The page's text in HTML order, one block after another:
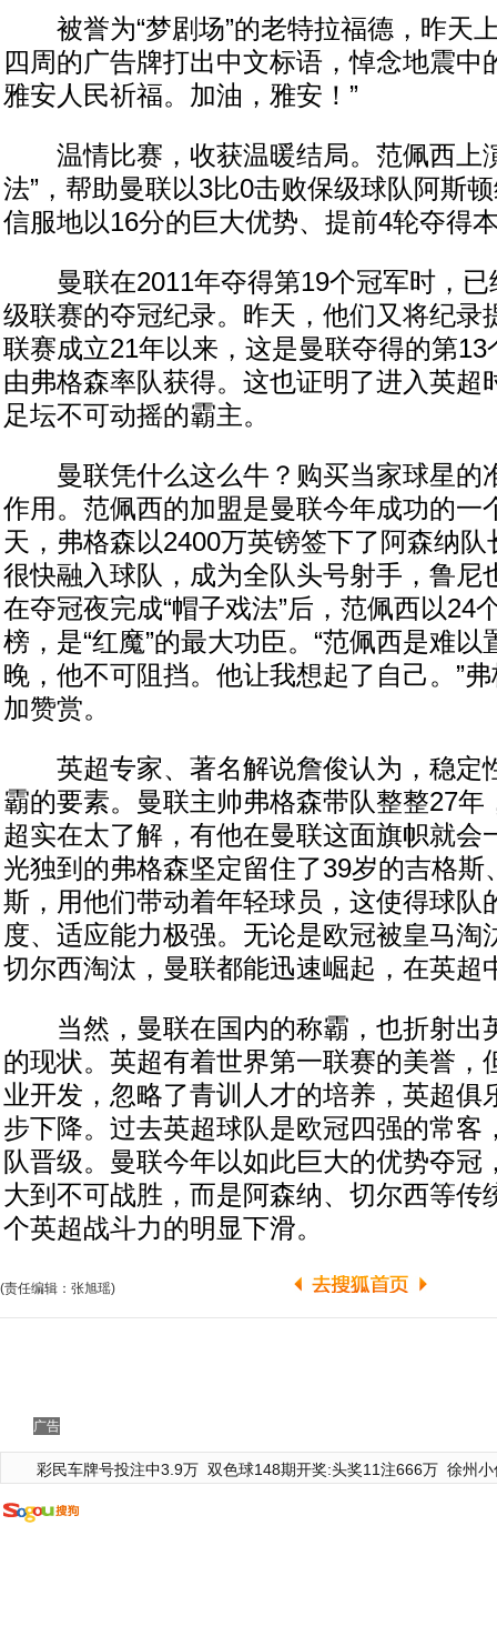
被誉为“梦剧场”的老特拉福德，昨天
四周的广告牌打出中文标语，悼念地震中
雅安人民祈福。加油，雅安！”
温情比赛，收获温暖结局。范佩西上
法”，帮助曼联以3比0击败保级球队阿斯
信服地以16分的巨大优势、提前4轮夺得
曼联在2011年夺得第19个冠军时，已
级联赛的夺冠纪录。昨天，他们又将纪录
联赛成立21年以来，这是曼联夺得的第
由弗格森率队获得。这也证明了进入英超
足坛不可动摇的霸主。
曼联凭什么这么牛？购买当家球星的
作用。范佩西的加盟是曼联今年成功的一
天，弗格森以2400万英镑签下了阿森纳
很快融入球队，成为全队头号射手，鲁尼
在夺冠夜完成“帽子戏法”后，范佩西以24
榜，是“红魔”的最大功臣。“范佩西是难以
晚，他不可阻挡。他让我想起了自己。”
加赞赏。
英超专家、著名解说詹俊认为，稳定
霸的要素。曼联主帅弗格森带队整整27年
超实在太了解，有他在曼联这面旗帜就会
光独到的弗格森坚定留住了39岁的吉格斯
斯，用他们带动着年轻球员，这使得球队
度、适应能力极强。无论是欧冠被皇马淘
切尔西淘汰，曼联都能迅速崛起，在英超
当然，曼联在国内的称霸，也折射出
的现状。英超有着世界第一联赛的美誉，
业开发，忽略了青训人才的培养，英超俱
步下降。过去英超球队是欧冠四强的常客
队晋级。曼联今年以如此巨大的优势夺冠
大到不可战胜，而是阿森纳、切尔西等传
个英超战斗力的明显下滑。
(责任编辑：张旭瑶)
广告
彩民车牌号投注中3.9万 双色球148期开奖:头奖11注666万 徐州